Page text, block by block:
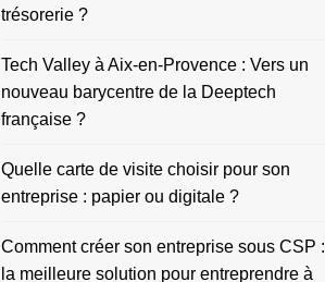
trésorerie ?
Tech Valley à Aix-en-Provence : Vers un
nouveau barycentre de la Deeptech
française ?
Quelle carte de visite choisir pour son
entreprise : papier ou digitale ?
Comment créer son entreprise sous CSP :
la meilleure solution pour entreprendre à